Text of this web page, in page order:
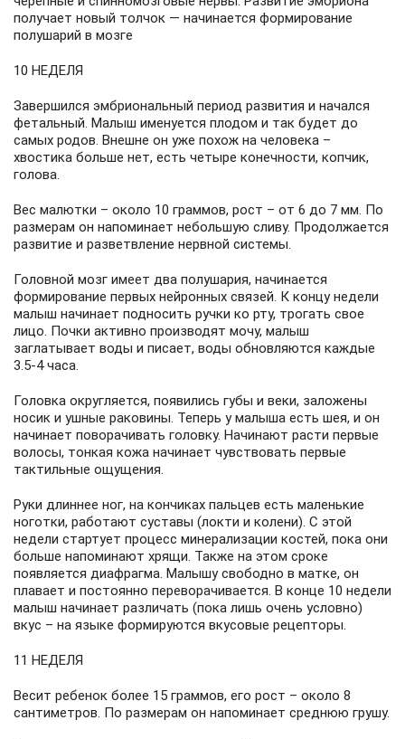
получает новый толчок — начинается формирование
полушарий в мозге
10 НЕДЕЛЯ
Завершился эмбриональный период развития и начался
фетальный. Малыш именуется плодом и так будет до
самых родов. Внешне он уже похож на человека –
хвостика больше нет, есть четыре конечности, копчик,
голова.
Вес малютки – около 10 граммов, рост – от 6 до 7 мм. По
размерам он напоминает небольшую сливу. Продолжается
развитие и разветвление нервной системы.
Головной мозг имеет два полушария, начинается
формирование первых нейронных связей. К концу недели
малыш начинает подносить ручки ко рту, трогать свое
лицо. Почки активно производят мочу, малыш
заглатывает воды и писает, воды обновляются каждые
3.5-4 часа.
Головка округляется, появились губы и веки, заложены
носик и ушные раковины. Теперь у малыша есть шея, и он
начинает поворачивать головку. Начинают расти первые
волосы, тонкая кожа начинает чувствовать первые
тактильные ощущения.
Руки длиннее ног, на кончиках пальцев есть маленькие
ноготки, работают суставы (локти и колени). С этой
недели стартует процесс минерализации костей, пока они
больше напоминают хрящи. Также на этом сроке
появляется диафрагма. Малышу свободно в матке, он
плавает и постоянно переворачивается. В конце 10 недели
малыш начинает различать (пока лишь очень условно)
вкус – на языке формируются вкусовые рецепторы.
11 НЕДЕЛЯ
Весит ребенок более 15 граммов, его рост – около 8
сантиметров. По размерам он напоминает среднюю грушу.